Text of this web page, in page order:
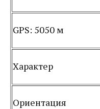
GPS: 5050 м
Характер
Ориентация